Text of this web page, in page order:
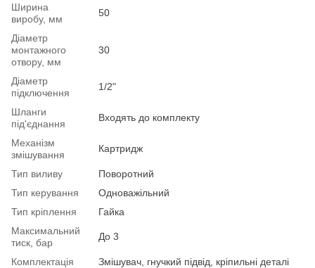
Ширина
виробу, мм
50
Діаметр
монтажного
отвору, мм
30
Діаметр
підключення
1/2"
Шланги
під'єднання
Входять до комплекту
Механізм
змішування
Картридж
Тип виливу
Поворотний
Тип керування
Одноважільний
Тип кріплення
Гайка
Максимальний
тиск, бар
До 3
Комплектація Змішувач, гнучкий підвід, кріпильні деталі